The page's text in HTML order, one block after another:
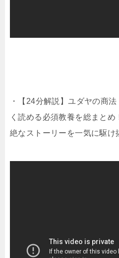
・【24分解説】ユダヤの商
く読める必須教養を総まと
絶なストーリーを一気に駆け